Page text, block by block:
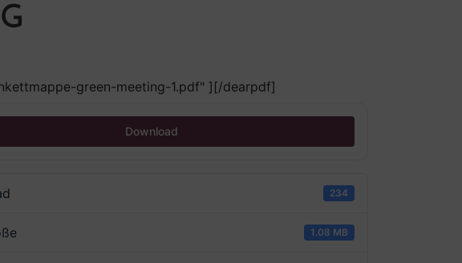
green-meeting-1.pdf" ][/dearpdf]
Download
234
1.08 MB